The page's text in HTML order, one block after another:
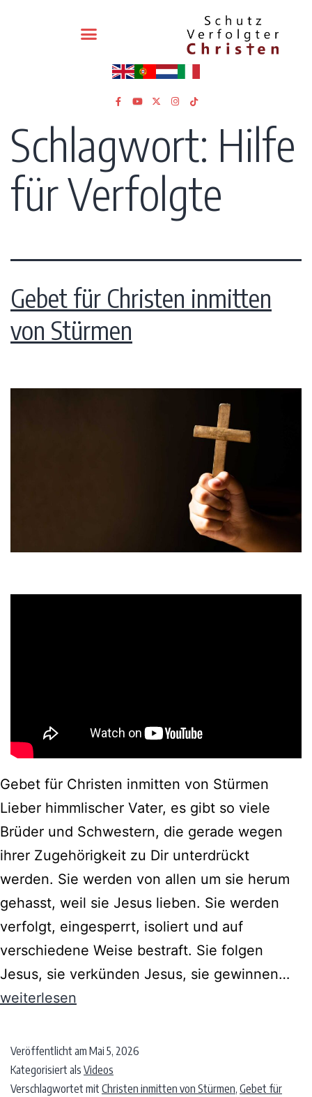
Schlagwort: Hilfe
für Verfolgte
Gebet für Christen inmitten
von Stürmen
Gebet für Christen inmitten von Stürmen
Lieber himmlischer Vater, es gibt so viele
Brüder und Schwestern, die gerade wegen
ihrer Zugehörigkeit zu Dir unterdrückt
werden. Sie werden von allen um sie herum
gehasst, weil sie Jesus lieben. Sie werden
verfolgt, eingesperrt, isoliert und auf
verschiedene Weise bestraft. Sie folgen
Jesus, sie verkünden Jesus, sie gewinnen…
weiterlesen
Veröffentlicht am Mai 5, 2026
Kategorisiert als Videos
Verschlagwortet mit Christen inmitten von Stürmen, Gebet für